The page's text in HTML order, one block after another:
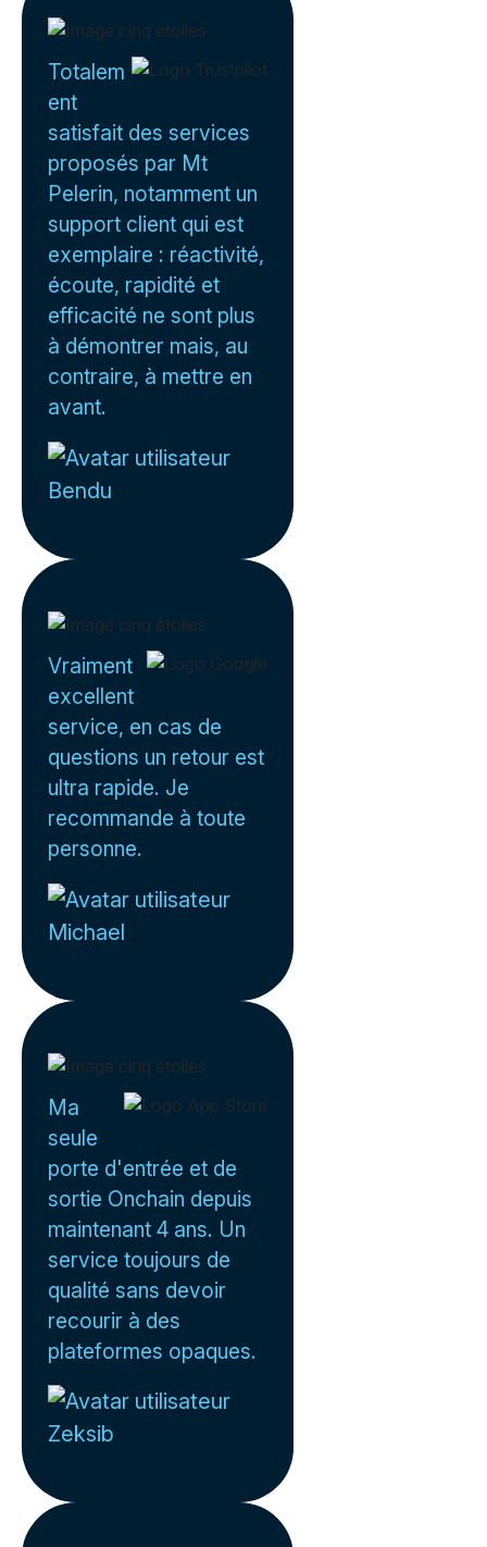
Totalem
ent
satisfait des services
proposés par Mt
Pelerin, notamment un
support client qui est
exemplaire : réactivité,
écoute, rapidité et
efficacité ne sont plus
à démontrer mais, au
contraire, à mettre en
avant.
Bendu
Vraiment
excellent
service, en cas de
questions un retour est
ultra rapide. Je
recommande à toute
personne.
Michael
Ma
seule
porte d'entrée et de
sortie Onchain depuis
maintenant 4 ans. Un
service toujours de
qualité sans devoir
recourir à des
plateformes opaques.
Zeksib